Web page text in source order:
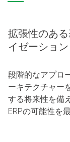
拡張性のあ
イゼーション​
段階的なアプロ
ーキテクチャー
する将来性を備
ERPの可能性を